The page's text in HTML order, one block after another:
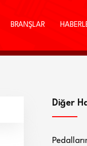
BRANŞLAR
Diğer